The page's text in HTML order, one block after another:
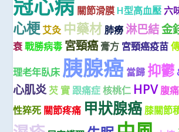
冠心病 關節滑膜 H型高血壓 六
心梗 艾灸 中藥材 肺癆 淋巴結金
衰 戰勝病毒 宮頸癌 膏方 宮頸癌疫苗
理老年臥床 胰腺癌 當歸 抑鬱
心肌炎 芡 實 跟痛症 核桃仁 HPV 腹
性猝死 關節疼痛 甲狀腺癌 膝關節